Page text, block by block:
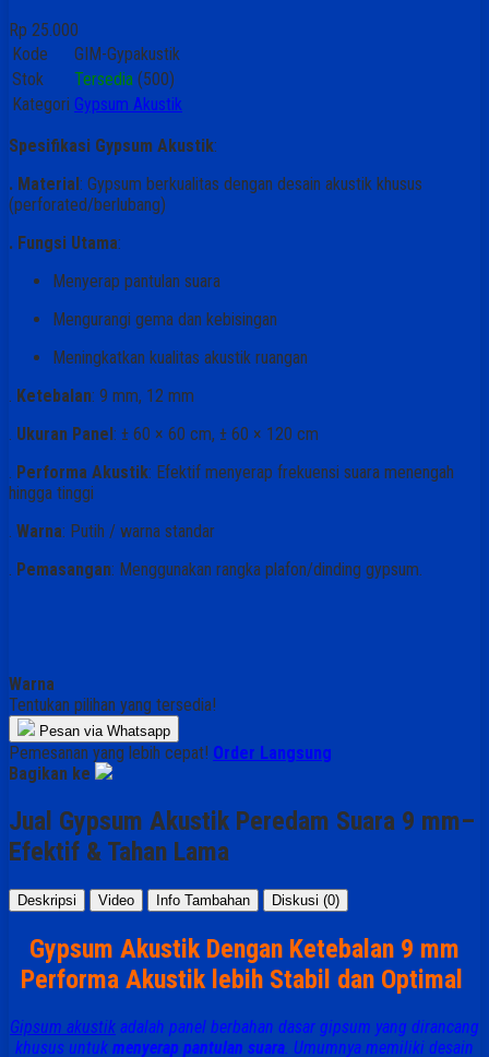
Rp 25.000
Kode
GIM-Gypakustik
Stok
Tersedia (500)
Kategori Gypsum Akustik
Spesifikasi Gypsum Akustik:
. Material: Gypsum berkualitas dengan desain akustik khusus
(perforated/berlubang)
. Fungsi Utama:
Menyerap pantulan suara
Mengurangi gema dan kebisingan
Meningkatkan kualitas akustik ruangan
. Ketebalan: 9 mm, 12 mm
. Ukuran Panel: ± 60 × 60 cm, ± 60 × 120 cm
. Performa Akustik: Efektif menyerap frekuensi suara menengah
hingga tinggi
. Warna: Putih / warna standar
. Pemasangan: Menggunakan rangka plafon/dinding gypsum.
Warna
Tentukan pilihan yang tersedia!
Pesan via Whatsapp
Pemesanan yang lebih cepat! Order Langsung
Bagikan ke
Jual Gypsum Akustik Peredam Suara 9 mm–
Efektif & Tahan Lama
Deskripsi Video Info Tambahan Diskusi (0)
Gypsum Akustik Dengan Ketebalan 9 mm
Performa Akustik lebih Stabil dan Optimal
Gipsum akustik adalah panel berbahan dasar gipsum yang dirancang
khusus untuk menyerap pantulan suara . Umumnya memiliki desain